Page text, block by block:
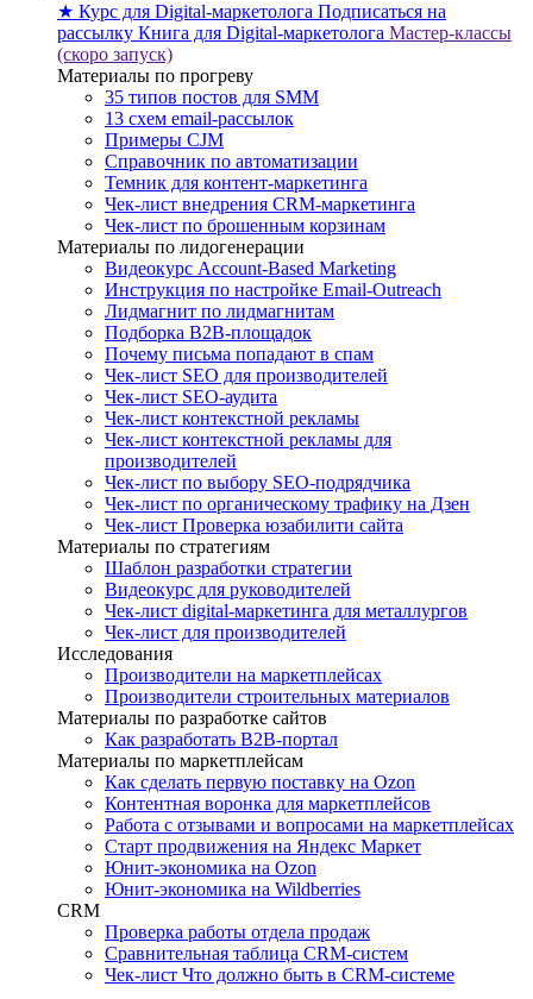
★ Курс для Digital-маркетолога Подписаться на
рассылку Книга для Digital-маркетолога Мастер-классы
(скоро запуск)
Материалы по прогреву
35 типов постов для SMM
13 схем email-рассылок
Примеры CJM
Справочник по автоматизации
Темник для контент-маркетинга
Чек-лист внедрения CRM-маркетинга
Чек-лист по брошенным корзинам
Материалы по лидогенерации
Видеокурс Account-Based Marketing
Инструкция по настройке Email-Outreach
Лидмагнит по лидмагнитам
Подборка B2B-площадок
Почему письма попадают в спам
Чек-лист SEO для производителей
Чек-лист SEO-аудита
Чек-лист контекстной рекламы
Чек-лист контекстной рекламы для
производителей
Чек-лист по выбору SEO-подрядчика
Чек-лист по органическому трафику на Дзен
Чек-лист Проверка юзабилити сайта
Материалы по стратегиям
Шаблон разработки стратегии
Видеокурс для руководителей
Чек-лист digital-маркетинга для металлургов
Чек-лист для производителей
Исследования
Производители на маркетплейсах
Производители строительных материалов
Материалы по разработке сайтов
Как разработать B2B-портал
Материалы по маркетплейсам
Как сделать первую поставку на Ozon
Контентная воронка для маркетплейсов
Работа с отзывами и вопросами на маркетплейсах
Старт продвижения на Яндекс Маркет
Юнит-экономика на Ozon
Юнит-экономика на Wildberries
CRM
Проверка работы отдела продаж
Сравнительная таблица CRM-систем
Чек-лист Что должно быть в CRM-системе